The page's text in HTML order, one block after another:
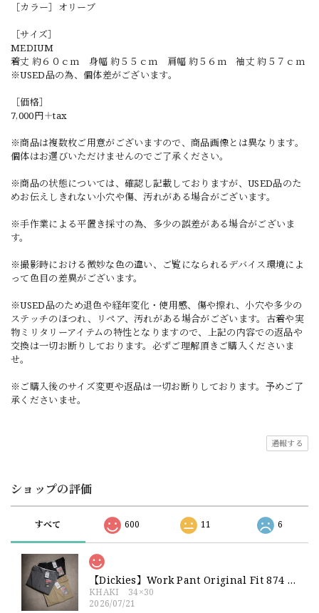
［カラー］オリーブ
［サイズ］
MEDIUM
着丈 約６０ｃｍ 身幅 約５５ｃｍ 肩幅 約５６ｍ 袖丈 約５７ｃｍ
※USED品の為、個体差がございます。
［価格］
7,000円＋tax
※商品は複数枚ご用意がございますので、商品画像とは異なります。
個体はお選びいただけませんのでご了承ください。
※商品の状態については、確認し記載しておりますが、USED品のた
めお伝えしきれない小穴や傷、汚れがある場合がございます。
※手作業による平置き採寸の為、多少の誤差がある場合がございま
す。
※撮影時における微妙な色の違い、ご覧になられるデバイス環境によ
って色目の差異がございます。
※USED品のため退色や経年変化・使用感、傷や擦れ、小穴や多少の
ステッチのほつれ、リペア、汚れがある場合がございます。古着や実
物ミリタリーアイテムの特性となりますので、上記の内容での返品や
交換は一切お断りしております。必ずご理解頂きご購入くださいま
せ。
※ご購入後のサイズ変更や返品は一切お断りしております。予めご了
承くださいませ。
通報する
ショップの評価
すべて 600 11 6
【Dickies】Work Pant Original Fit 874 新品 ディッキーズ オリジナルフィット ワークパンツ
KHAKI 34×30
2026/07/21